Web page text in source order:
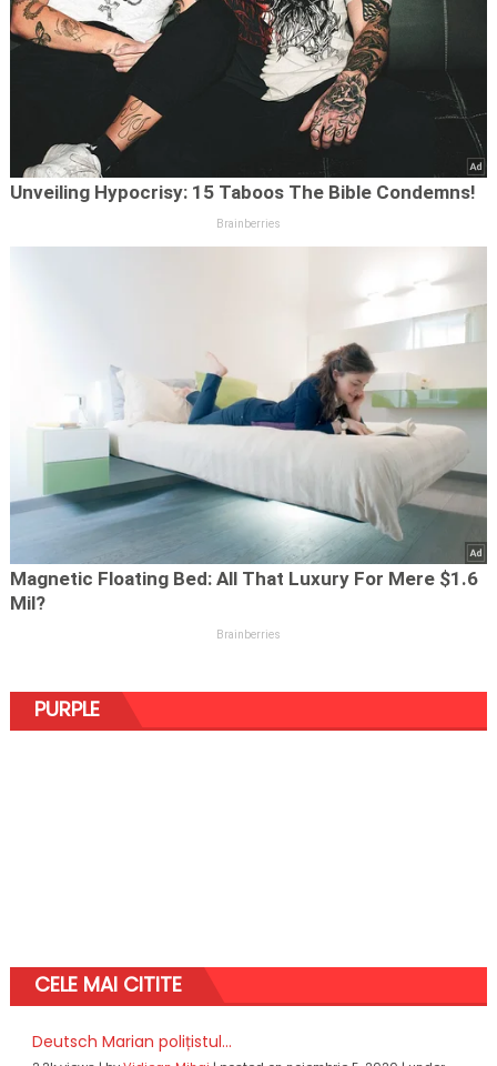
PURPLE
CELE MAI CITITE
Deutsch Marian polițistul...